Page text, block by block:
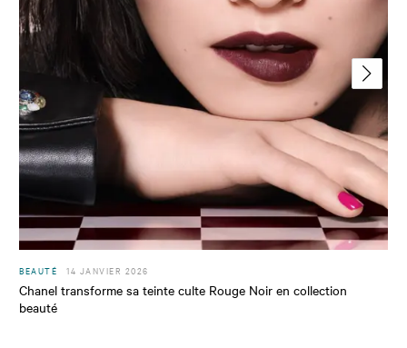
BEAUTÉ 14 JANVIER 2026
Chanel transforme sa teinte culte Rouge Noir en collection
beauté